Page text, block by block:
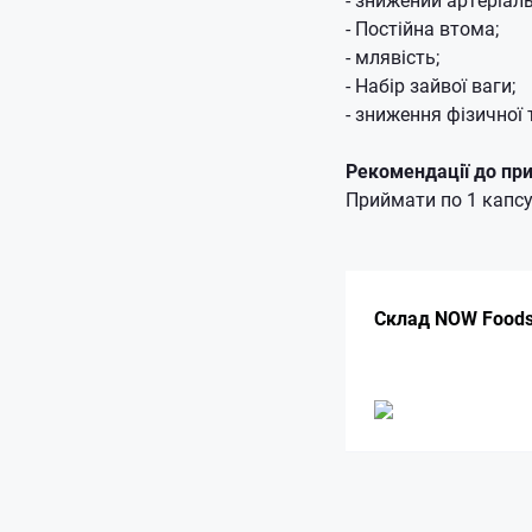
- Постійна втома;
- млявість;
- Набір зайвої ваги;
- зниження фізичної
Рекомендації до
Приймати по 1
Склад NOW